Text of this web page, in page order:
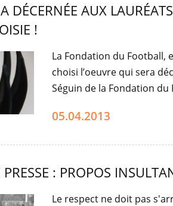
DÉCERNÉE AUX
!
La Fondation du Football,
choisi l’oeuvre qui sera
Séguin de la Fondation
05.04.2013
: PROPOS
Le respect ne doit pas